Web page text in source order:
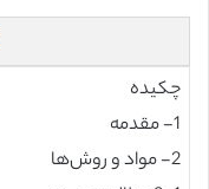
چکیده
1- مقدمه
2- مواد و روش‌ها